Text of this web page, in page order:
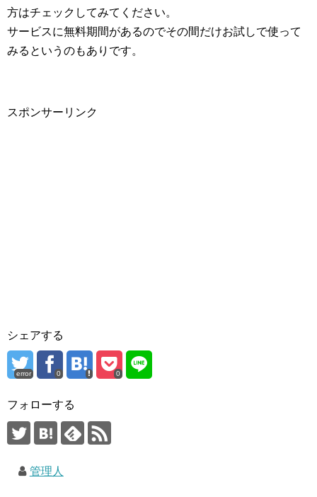
方はチェックしてみてください。
サービスに無料期間があるのでその間だけお試しで使って
みるというのもありです。
スポンサーリンク
シェアする
error 0 0
フォローする
管理人